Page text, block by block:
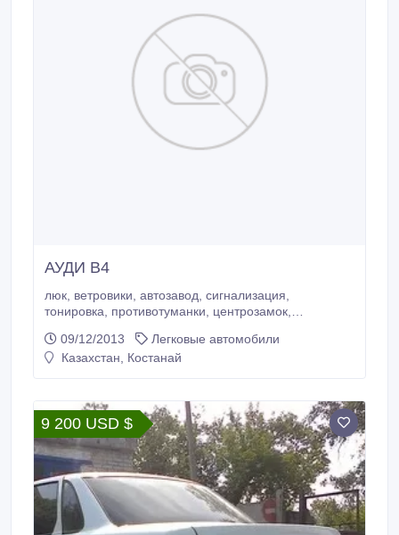
АУДИ В4
люк, ветровики, автозавод, сигнализация,
тонировка, противотуманки, центрозамок,
пройден, вложений не требует СРОЧНО !!!!.
09/12/2013
Легковые автомобили
Казахстан, Костанай
9 200 USD $